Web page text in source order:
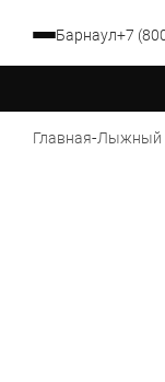
Барнаул+7
Главная-Лыжный